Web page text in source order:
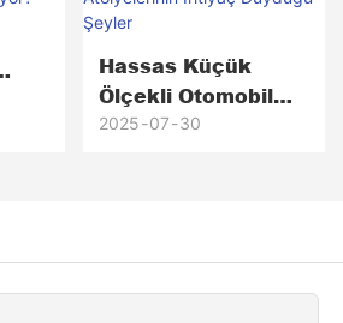
Hassas Küçük
Ölçekli Otomobil
Gövde
2025 07 30